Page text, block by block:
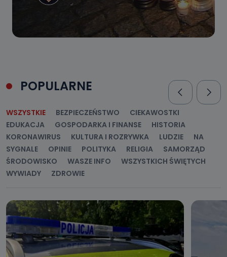
POPULARNE
WSZYSTKIE BEZPIECZEŃSTWO
CIEKAWOSTKI
EDUKACJA
GOSPODARKA I FINANSE
HISTORIA
KORONAWIRUS
KULTURA I ROZRYWKA LUDZIE
NA
SYGNALE
OPINIE POLITYKA RELIGIA
SAMORZĄD
ŚRODOWISKO
WASZE INFO
WSZYSTKICH ŚWIĘTYCH
WYWIADY
ZDROWIE